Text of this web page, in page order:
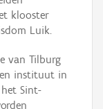
klooster
Luik.
van Tilburg
instituut in
Sint-